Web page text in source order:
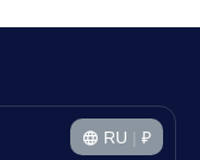
RU | ₽